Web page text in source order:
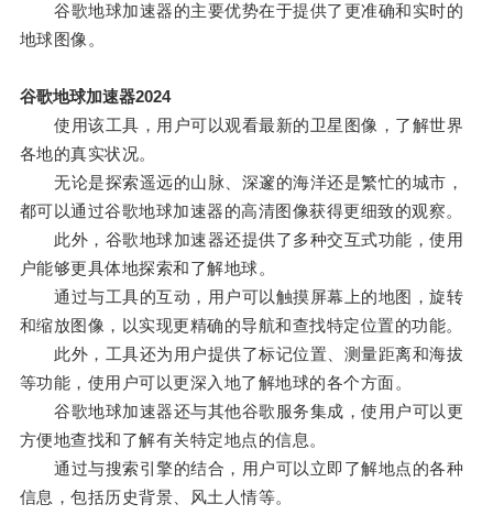
谷歌地球加速器的主要优势在于提供了更准确和实时的
地球图像。
谷歌地球加速器2024
使用该工具，用户可以观看最新的卫星图像，了解世界
各地的真实状况。
无论是探索遥远的山脉、深邃的海洋还是繁忙的城市，
都可以通过谷歌地球加速器的高清图像获得更细致的观察。
此外，谷歌地球加速器还提供了多种交互式功能，使用
户能够更具体地探索和了解地球。
通过与工具的互动，用户可以触摸屏幕上的地图，旋转
和缩放图像，以实现更精确的导航和查找特定位置的功能。
此外，工具还为用户提供了标记位置、测量距离和海拔
等功能，使用户可以更深入地了解地球的各个方面。
谷歌地球加速器还与其他谷歌服务集成，使用户可以更
方便地查找和了解有关特定地点的信息。
通过与搜索引擎的结合，用户可以立即了解地点的各种
信息，包括历史背景、风土人情等。